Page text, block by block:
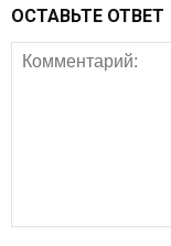
ОСТАВЬТЕ ОТВЕТ